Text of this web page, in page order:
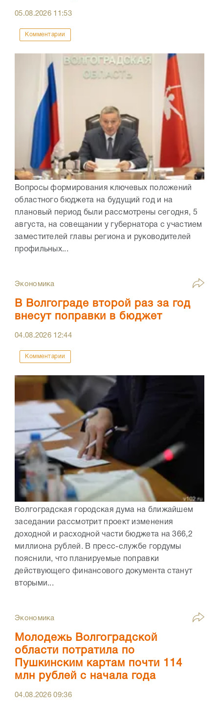
05.08.2026 11:53
Комментарии
Вопросы формирования ключевых положений
областного бюджета на будущий год и на
плановый период были рассмотрены сегодня, 5
августа, на совещании у губернатора с участием
заместителей главы региона и руководителей
профильных...
Экономика
В Волгограде второй раз за год
внесут поправки в бюджет
04.08.2026 12:44
Комментарии
Волгоградская городская дума на ближайшем
заседании рассмотрит проект изменения
доходной и расходной части бюджета на 366,2
миллиона рублей. В пресс-службе гордумы
пояснили, что планируемые поправки
действующего финансового документа станут
вторыми...
Экономика
Молодежь Волгоградской
области потратила по
Пушкинским картам почти 114
млн рублей с начала года
04.08.202609:36